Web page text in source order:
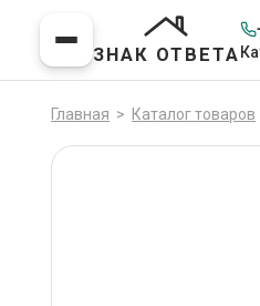
ЗНАК ОТВЕТА
Главная > Каталог товаров